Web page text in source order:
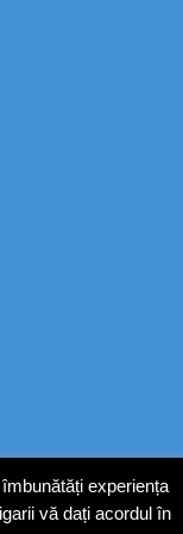
experiența
vă dați acordul în